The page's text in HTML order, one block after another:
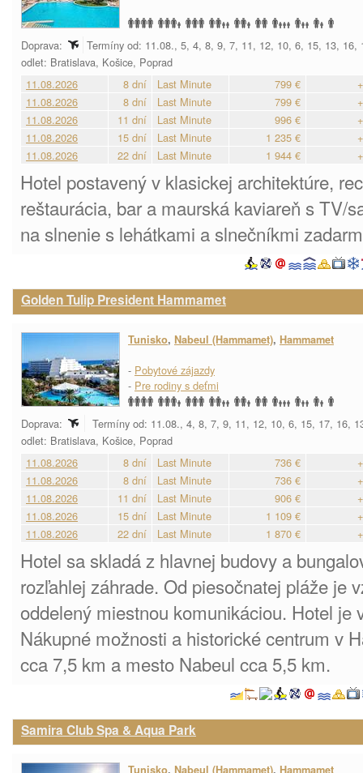
Doprava:
Termíny od: 11.08., 5, 4, 8, 9, 7, 11, 12, 10, 6, 15, 13, 16,
odlet: Bratislava, Košice, Poprad
11.08.2026
8 dní Last Minute 799 €
11.08.2026
8 dní Last Minute 799 €
11.08.2026
11 dní Last Minute 996 €
11.08.2026
15 dní Last Minute 1 235 €
11.08.2026
22 dní Last Minute 1 944 €
Hotel postavený v klasickej architektúre,
reštaurácia, bar a maurská kaviareň s TV/
na slnenie s lehátkami a slnečníkmi
Golden Tulip President Hammamet
Tunisko, Nabeul (Hammamet), Hammamet
- Pobytové zájazdy
- Pre rodiny s deťmi
Doprava:
Termíny od: 11.08., 4, 8, 7, 9, 11, 12, 10, 6, 15, 17, 16,
odlet: Bratislava, Košice, Poprad
11.08.2026
8 dní Last Minute 736 €
11.08.2026
8 dní Last Minute 736 €
11.08.2026
11 dní Last Minute 906 €
11.08.2026
15 dní Last Minute 1 109 €
11.08.2026
22 dní Last Minute 1 870 €
Hotel sa skladá z hlavnej budovy a
rozľahlej záhrade. Od piesočnatej pláže je
oddelený miestnou komunikáciou. Hotel je
Nákupné možnosti a historické centrum v
cca 7,5 km a mesto Nabeul cca 5,5 km.
Samira Club Spa & Aqua Park
Tunisko, Nabeul (Hammamet), Hammamet